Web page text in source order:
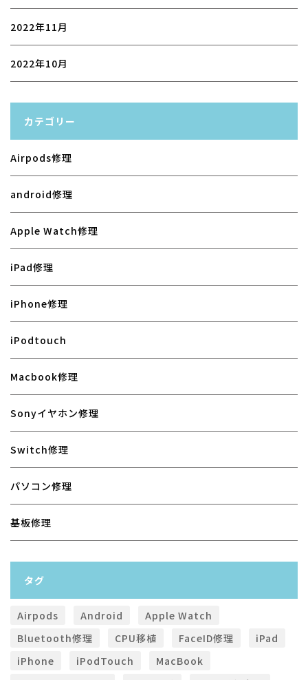
2022年11月
2022年10月
カテゴリー
Airpods修理
android修理
Apple Watch修理
iPad修理
iPhone修理
iPodtouch
Macbook修理
Sonyイヤホン修理
Switch修理
パソコン修理
基板修理
タグ
Airpods Android
Apple Watch
Bluetooth修理
CPU移植 FaceID修理
iPad
iPhone
iPodTouch
MacBook